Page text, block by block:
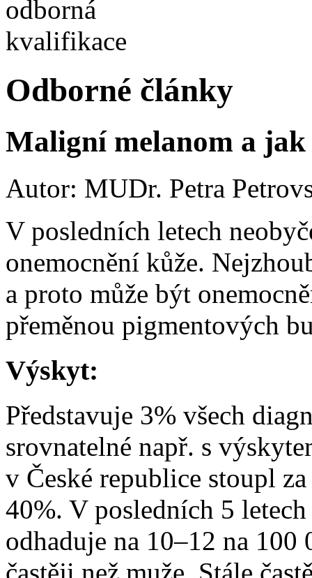
Odborné články
Maligní melanom a jak
Autor: MUDr. Petra
V posledních letech
onemocnění kůže.
a proto může být
přeměnou pigmentových
Výskyt:
Představuje 3% všech
srovnatelné např. s
v České republice stoupl
40%. V posledních 5
odhaduje na 10–12 na